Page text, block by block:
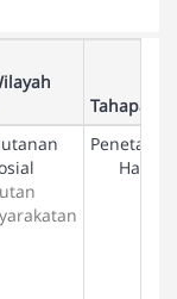
Tahapan
Penetapan
Hak